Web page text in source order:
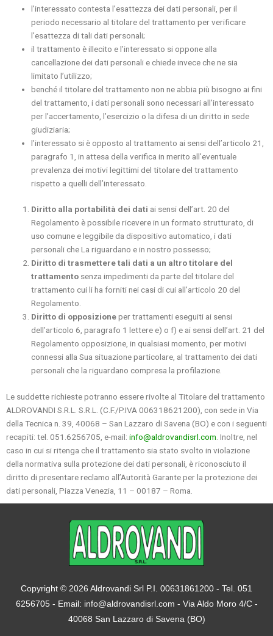
l’interessato contesta l’esattezza dei dati personali, per il
periodo necessario al titolare del trattamento per verificare
l’esattezza di tali dati personali;
il trattamento è illecito e l’interessato si oppone alla
cancellazione dei dati personali e chiede invece che ne sia
limitato l’utilizzo;
benché il titolare del trattamento non ne abbia più bisogno ai fini
del trattamento, i dati personali sono necessari all’interessato
per l’accertamento, l’esercizio o la difesa di un diritto in sede
giudiziaria;
l’interessato si è opposto al trattamento ai sensi dell’articolo 21,
paragrafo 1, in attesa della verifica in merito all’eventuale
prevalenza dei motivi legittimi del titolare del trattamento
rispetto a quelli dell’interessato.
Diritto alla portabilità dei dati ai sensi dell’art. 20 del
Regolamento è possibile ricevere in un formato strutturato, di
uso comune e leggibile da dispositivo automatico, i dati
personali che La riguardano e in nostro possesso;
Diritto di trasmettere tali dati a un altro titolare del
trattamento senza impedimenti da parte del titolare del
trattamento cui li ha forniti nei casi di cui all’articolo 20 del
Regolamento.
Diritto di opposizioneper trattamenti eseguiti ai sensi
dell’articolo 6, paragrafo 1 lettere e) o f) e ai sensi dell’art. 21 del
Regolamento opposizione, in qualsiasi momento, per motivi
connessi alla Sua situazione particolare, al trattamento dei dati
personali che la riguardano compresa la profilazione.
Le suddette richieste potranno essere rivolte al Titolare del trattamento
ALDROVANDI S.R.L. S.R.L. (C.F./P.IVA 006318621200), con sede in Via
della Tecnica n. 39, 40068 – San Lazzaro di Savena (BO) e con i seguenti
recapiti: tel. 051.6256705, e-mail: info@aldrovandisrl.com . Inoltre, nel
caso in cui si ritenga che il trattamento sia stato svolto in violazione
della normativa sulla protezione dei dati personali, è riconosciuto il
diritto di presentare reclamo all’Autorità Garante per la protezione dei
dati personali, Piazza Venezia, 11 – 00187 – Roma.
Copyright © 2026 Aldrovandi Srl P.I. 00631861200 - Tel. 051
6256705 - Email: info@aldrovandisrl.com - Via Aldo Moro 4/C -
40068 San Lazzaro di Savena (BO)